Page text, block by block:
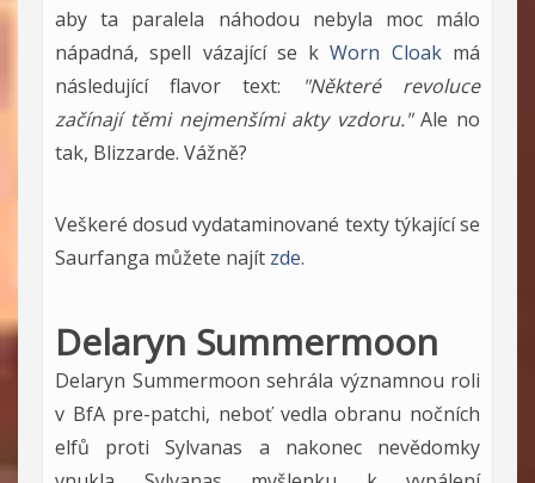
aby ta paralela náhodou nebyla moc málo
nápadná, spell vázající se kWorn Cloakmá
následující flavor text:
"Některé revoluce
začínají těmi nejmenšími akty vzdoru."Ale no
tak, Blizzarde. Vážně?
Veškeré dosud vydataminované texty týkající se
Saurfanga můžete najít zde.
Delaryn Summermoon
Delaryn Summermoon sehrála významnou roli
v BfA pre-patchi, neboť vedla obranu nočních
elfů proti Sylvanas a nakonec nevědomky